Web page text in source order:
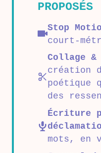
PROPOSÉS
Stop
court-
Collage &
création
poétique
des
Écriture
mots, en